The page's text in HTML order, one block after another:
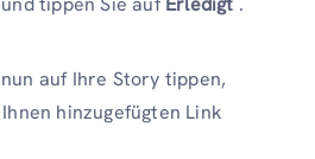
auf Ihre Story tippen,
hinzugefügten Link